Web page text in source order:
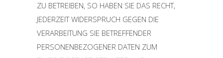
ZU BETREIBEN, SO HABEN SIE DAS RECHT,
JEDERZEIT WIDERSPRUCH GEGEN DIE
VERARBEITUNG SIE BETREFFENDER
PERSONENBEZOGENER DATEN ZUM